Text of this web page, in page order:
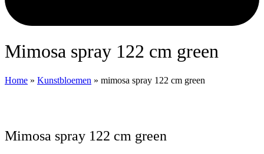
mimosa spray 122 cm green
Home » Kunstbloemen » mimosa spray 122 cm green
mimosa spray 122 cm green